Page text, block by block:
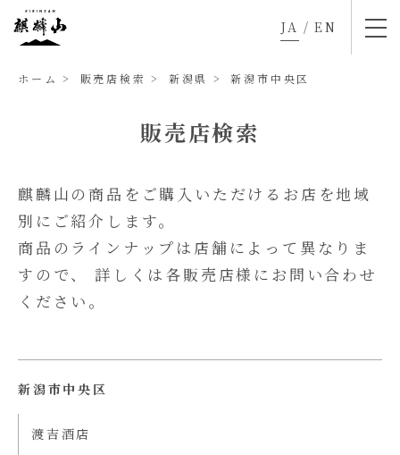
JA / EN
ホーム 販売店検索 新潟県 新潟市中央区
販売店検索
麒麟山の商品をご購入いただけるお店を地域
別にご紹介します。
商品のラインナップは店舗によって異なりま
すので、
詳しくは各販売店様にお問い合わせ
ください。
新潟市中央区
渡吉酒店